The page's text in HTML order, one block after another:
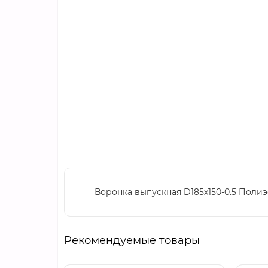
Воронка выпускная D185х150-0.5
Рекомендуемые товары